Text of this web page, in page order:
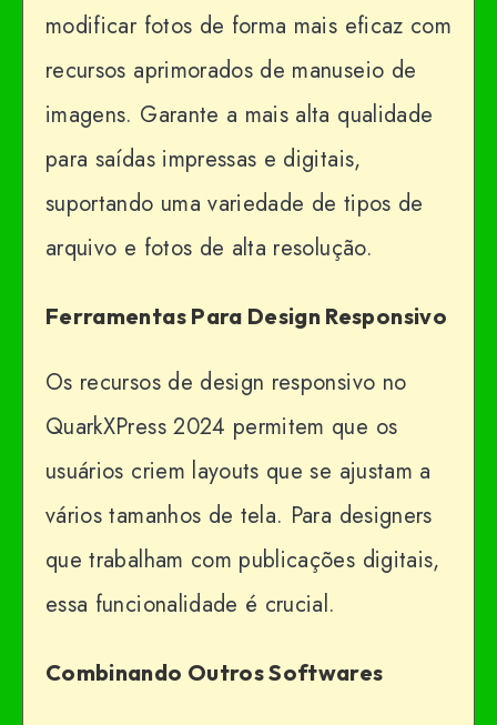
modificar fotos de forma mais eficaz com
recursos aprimorados de manuseio de
imagens. Garante a mais alta qualidade
para saídas impressas e digitais,
suportando uma variedade de tipos de
arquivo e fotos de alta resolução.
Ferramentas Para Design Responsivo
Os recursos de design responsivo no
QuarkXPress 2024 permitem que os
usuários criem layouts que se ajustam a
vários tamanhos de tela. Para designers
que trabalham com publicações digitais,
essa funcionalidade é crucial.
Combinando Outros Softwares